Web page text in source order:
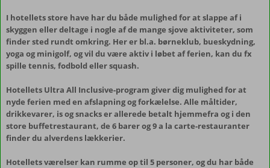
I hotellets store have har du både mulighed for at slappe af i
skyggen eller deltage i nogle af de mange sjove aktiviteter, som
finder sted rundt omkring. Her er bl.a. børneklub, bueskydning,
yoga og minigolf, og vil du være aktiv i løbet af ferien, kan du fx
spille tennis, fodbold eller squash.
Hotellets Ultra All Inclusive-program giver dig mulighed for at
nyde ferien med en afslapning og forkælelse. Alle måltider,
drikkevarer, is og snacks er allerede betalt hjemmefra og i den
store buffetrestaurant, de 6 barer og 9 a la carte-restauranter
finder du alverdens lækkerier.
Hotellets værelser kan rumme op til 5 personer, og du har både